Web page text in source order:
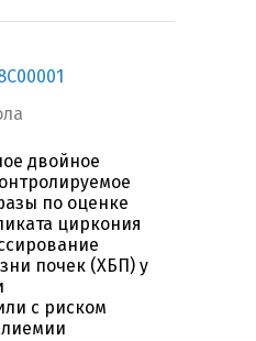
двойное
по оценке
циркония
почек (ХБП) у
с риском